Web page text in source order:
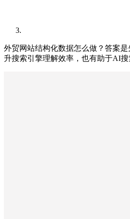
外贸网站结构化数据怎么做？答案
升搜索引擎理解效率，也有助于AI